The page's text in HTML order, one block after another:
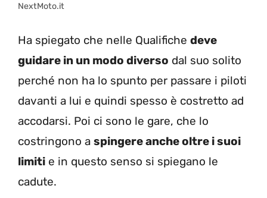
NextMoto.it
Ha spiegato che nelle Qualifiche deve
guidare in un modo diverso dal suo solito
perché non ha lo spunto per passare i piloti
davanti a lui e quindi spesso è costretto ad
accodarsi. Poi ci sono le gare, che lo
costringono a spingere anche oltre i suoi
limiti e in questo senso si spiegano le
cadute.